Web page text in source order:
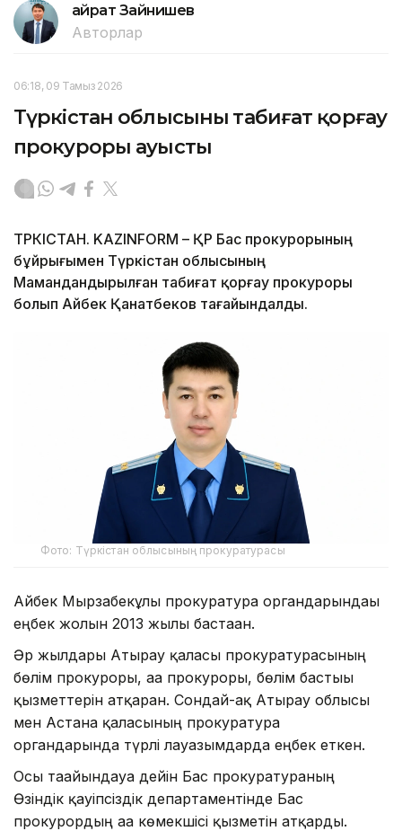
Қайрат Зайнишев
Авторлар
06:18, 09 Тамыз 2026
Түркістан облысының табиғат қорғау
прокуроры ауысты
ТҮРКІСТАН. KAZINFORM – ҚР Бас прокурорының
бұйрығымен Түркістан облысының
Мамандандырылған табиғат қорғау прокуроры
болып Айбек Қанатбеков тағайындалды.
Фото: Түркістан облысының прокуратурасы
Айбек Мырзабекұлы прокуратура органдарындағы
еңбек жолын 2013 жылы бастаған.
Әр жылдары Атырау қаласы прокуратурасының
бөлім прокуроры, аға прокуроры, бөлім бастығы
қызметтерін атқарған. Сондай-ақ Атырау облысы
мен Астана қаласының прокуратура
органдарында түрлі лауазымдарда еңбек еткен.
Осы тағайындауға дейін Бас прокуратураның
Өзіндік қауіпсіздік департаментінде Бас
прокурордың аға көмекшісі қызметін атқарды.